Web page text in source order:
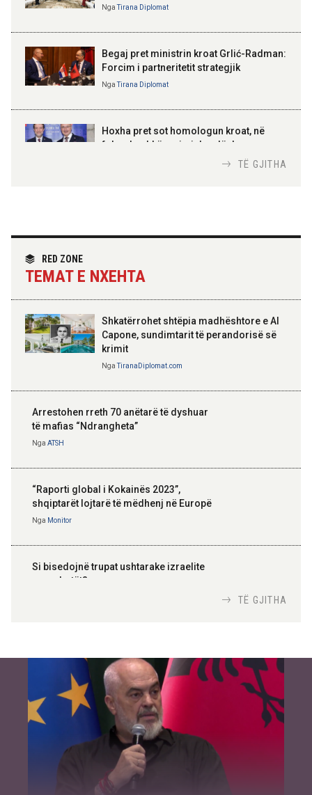
Kosovë!
100-vjetori i themelimit të
Urdhrit të Skënderbeut
NgaTirana Diplomat
Begaj pret ministrin kroat Grlić-Radman:
Forcim i partneritetit strategjik
NgaTirana Diplomat
Hoxha pret sot homologun kroat, në
fokus bashkëpunimi dypalësh
partneritetit strategjik
TË GJITHA
RED ZONE
TEMAT E NXEHTA
Shkatërrohet shtëpia madhështore e Al
Capone, sundimtarit të perandorisë së
krimit
NgaTiranaDiplomat.com
Arrestohen rreth 70 anëtarë të dyshuar
të mafias “Ndrangheta”
Nga ATSH
“Raporti global i Kokainës 2023”,
shqiptarët lojtarë të mëdhenj në Europë
Nga Monitor
Si bisedojnë trupat ushtarake izraelite
me robotët?
inteligjente izraelite
Or Shalom
TË GJITHA